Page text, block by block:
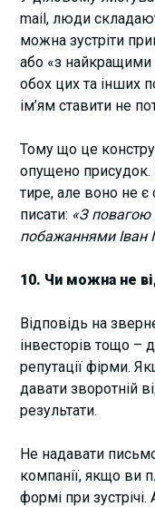
mail, люди
можна зустріти
або «з найкращими
обох цих та інших
ім’ям ставити не
Тому що це
опущено присудок.
тире, але воно не
писати: «З повагою
побажаннями Іван
10. Чи можна не
Відповідь на
інвесторів тощо
репутації фірми.
давати зворотній
результати.
Не надавати
компанії, якщо ви
формі при зустрічі.